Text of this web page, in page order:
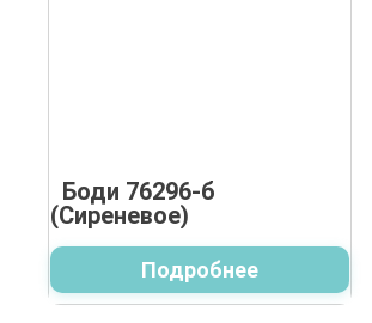
Боди 76296-б
(Сиреневое)
Подробнее